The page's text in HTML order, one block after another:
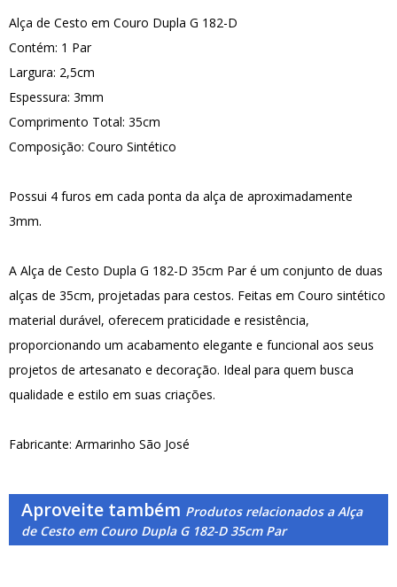
Alça de Cesto em Couro Dupla G 182-D
Contém: 1 Par
Largura: 2,5cm
Espessura: 3mm
Comprimento Total: 35cm
Composição: Couro Sintético
Possui 4 furos em cada ponta da alça de aproximadamente
3mm.
A Alça de Cesto Dupla G 182-D 35cm Par é um conjunto de duas
alças de 35cm, projetadas para cestos. Feitas em Couro sintético
material durável, oferecem praticidade e resistência,
proporcionando um acabamento elegante e funcional aos seus
projetos de artesanato e decoração. Ideal para quem busca
qualidade e estilo em suas criações.
Fabricante: Armarinho São José
Aproveite também Produtos relacionados a Alça
de Cesto em Couro Dupla G 182-D 35cm Par